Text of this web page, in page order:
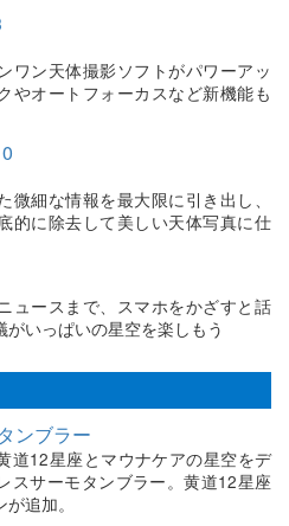
ワン天体撮影ソフトがパワーアッ
やオートフォーカスなど新機能も
微細な情報を最大限に引き出し、
的に除去して美しい天体写真に仕
ュースまで、スマホをかざすと話
がいっぱいの星空を楽しもう
ンブラー
道12星座とマウナケアの星空をデ
スサーモタンブラー。黄道12星座
追加。